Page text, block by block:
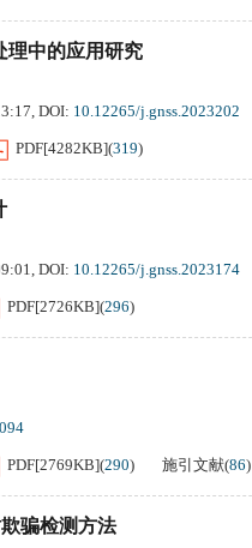
理中的应用研究
, DOI: 10.12265/j.gnss.2023202
PDF[4282KB](319)
, DOI: 10.12265/j.gnss.2023174
PDF[2726KB](296)
PDF[2769KB](290) 施引文献(86)
骗检测方法